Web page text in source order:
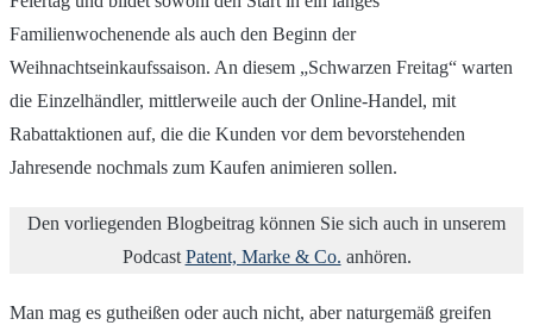
Familienwochenende als auch den Beginn der
Weihnachtseinkaufssaison. An diesem „Schwarzen Freitag“ warten
die Einzelhändler, mittlerweile auch der Online-Handel, mit
Rabattaktionen auf, die die Kunden vor dem bevorstehenden
Jahresende nochmals zum Kaufen animieren sollen.
Den vorliegenden Blogbeitrag können Sie sich auch in unserem
Podcast Patent, Marke & Co. anhören.
Man mag es gutheißen oder auch nicht, aber naturgemäß greifen